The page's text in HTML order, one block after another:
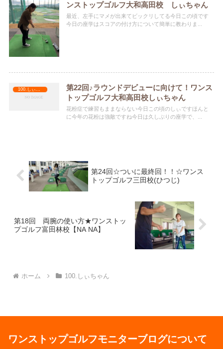
ンストップゴルフ大和高田校 しぃちゃん
最近、左手にマメが出来てビックリしてる今日この頃です
今日の座学はスコアの付け方について簡単に教わりま...
第22回♪ラウンドデビューに向けて！ワンス
トップゴルフ大和高田校しぃちゃん
花粉症で練習もままならない今日この頃のしぃですほんと
に今年の花粉は強敵ですね今日は久しぶりの座学で、...
第24回☆ついに最終回！！☆ワンス
トップゴルフ三田校(ひつじ)
第18回 両腕の使い方★ワンストッ
プゴルフ富田林校【NA NA】
ホーム 100.しぃちゃん
ワンストップゴルフモニターブログについて